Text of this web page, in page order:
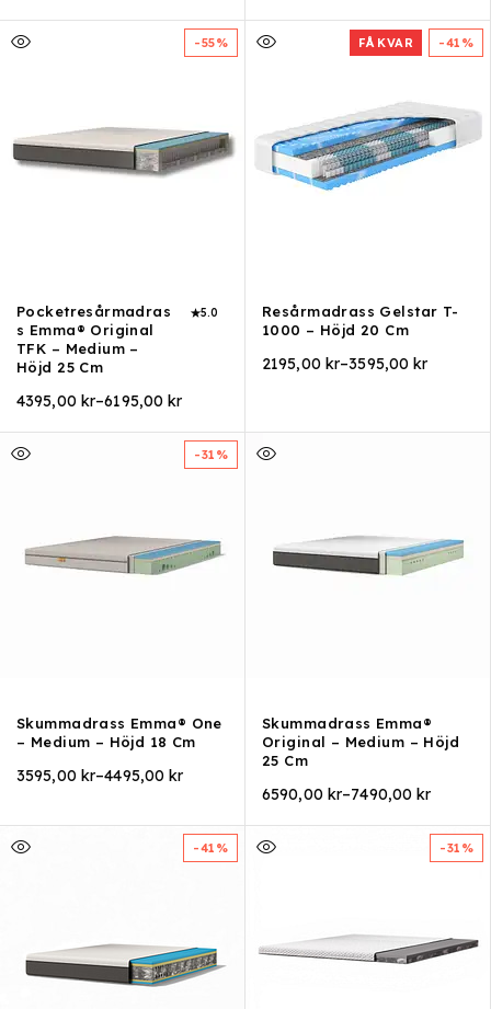
-55%
Pocketresårmadras
S Emma® Original
TFK – Medium –
Höjd 25 Cm
5.0
4395,00 kr–6195,00kr
FÅ KVAR -41%
Resårmadrass Gelstar T-
1000 – Höjd 20 Cm
2195,00 kr–3595,00kr
-31%
Skummadrass Emma® One
– Medium – Höjd 18 Cm
3595,00 kr–4495,00kr
Skummadrass Emma®
Original – Medium – Höjd
25 Cm
6590,00 kr–7490,00kr
-41% -31%